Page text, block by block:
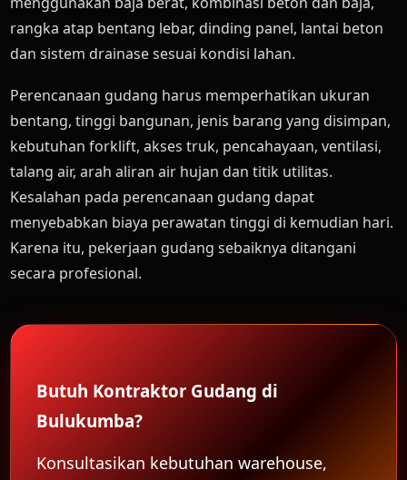
rangka atap bentang lebar, dinding panel, lantai beton
dan sistem drainase sesuai kondisi lahan.
Perencanaan gudang harus memperhatikan ukuran
bentang, tinggi bangunan, jenis barang yang disimpan,
kebutuhan forklift, akses truk, pencahayaan, ventilasi,
talang air, arah aliran air hujan dan titik utilitas.
Kesalahan pada perencanaan gudang dapat
menyebabkan biaya perawatan tinggi di kemudian hari.
Karena itu, pekerjaan gudang sebaiknya ditangani
secara profesional.
Butuh Kontraktor Gudang di
Bulukumba?
Konsultasikan kebutuhan warehouse,